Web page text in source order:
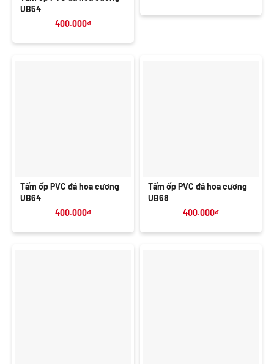
UB54
400.000₫
Tấm ốp PVC đá hoa cương
UB64
400.000₫
Tấm ốp PVC đá hoa cương
UB68
400.000₫